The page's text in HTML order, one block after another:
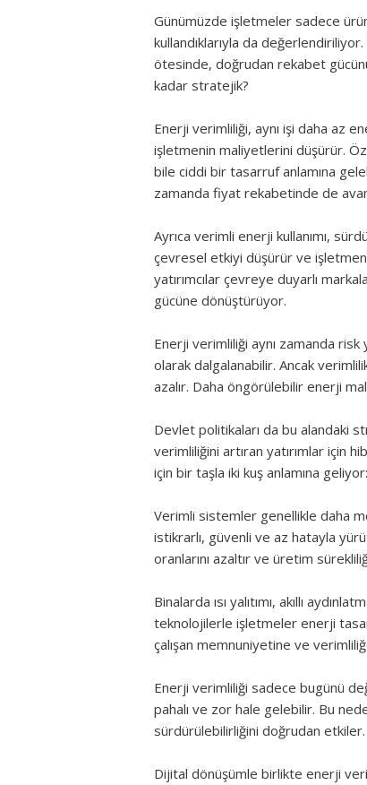
Günümüzde işletmeler sadece
kullandıklarıyla da
ötesinde, doğrudan rekabet
kadar stratejik?
Enerji verimliliği, aynı işi daha az
işletmenin maliyetlerini düşürür.
bile ciddi bir tasarruf anlamına
zamanda fiyat rekabetinde de
Ayrıca verimli enerji kullanımı,
çevresel etkiyi düşürür ve
yatırımcılar çevreye duyarlı
gücüne dönüştürüyor.
Enerji verimliliği aynı zamanda risk
olarak dalgalanabilir. Ancak
azalır. Daha öngörülebilir enerji
Devlet politikaları da bu alandaki
verimliliğini artıran yatırımlar için
için bir taşla iki kuş anlamına
Verimli sistemler genellikle daha
istikrarlı, güvenli ve az hatayla
oranlarını azaltır ve üretim
Binalarda ısı yalıtımı, akıllı
teknolojilerle işletmeler enerji
çalışan memnuniyetine ve
Enerji verimliliği sadece bugünü
pahalı ve zor hale gelebilir. Bu
sürdürülebilirliğini doğrudan etkiler.
Dijital dönüşümle birlikte enerji